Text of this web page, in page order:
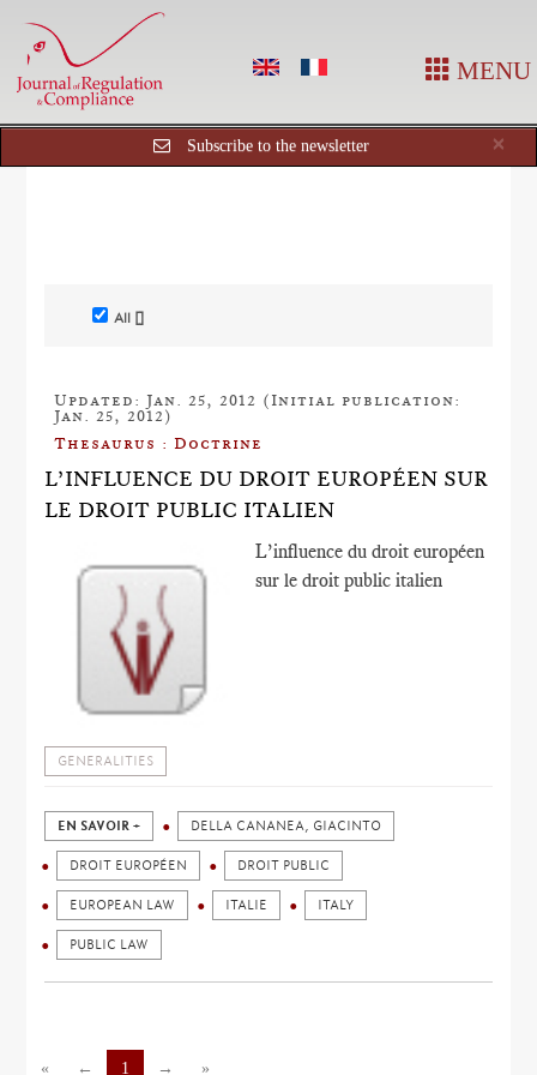
MENU
×
Subscribe to the newsletter
All []
Updated: Jan. 25, 2012 (Initial publication:
Jan. 25, 2012)
Thesaurus : Doctrine
L’INFLUENCE DU DROIT EUROPÉEN SUR
LE DROIT PUBLIC ITALIEN
L’influence du droit européen
sur le droit public italien
GENERALITIES
EN SAVOIR + DELLA CANANEA, GIACINTO
DROIT EUROPÉEN DROIT PUBLIC
EUROPEAN LAW ITALIE ITALY
PUBLIC LAW
« ← 1 → »